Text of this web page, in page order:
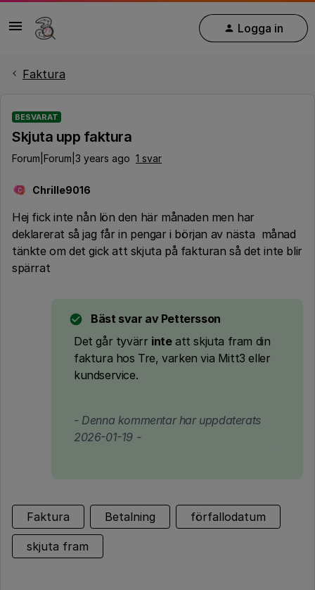
Logga in
Faktura
BESVARAT
Skjuta upp faktura
Forum|Forum|3 years ago 1 svar
C Chrille9016
Hej fick inte nån lön den här månaden men har
deklarerat så jag får in pengar i början av nästa månad
tänkte om det gick att skjuta på fakturan så det inte blir
spärrat
Bäst svar av Pettersson
Det går tyvärr inteatt skjuta fram din
faktura hos Tre, varken via Mitt3 eller
kundservice.
- Denna kommentar har uppdaterats
2026-01-19 -
Faktura Betalning förfallodatum
skjuta fram